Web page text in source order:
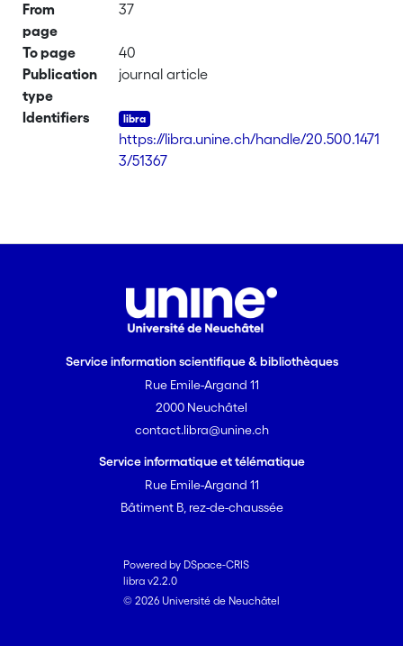
From
page
37
To page
40
Publication
type
journal article
Identifiers
https://libra.unine.ch/handle/20.500.1471
3/51367
Service information scientifique & bibliothèques
Rue Emile-Argand 11
2000 Neuchâtel
contact.libra@unine.ch
Service informatique et télématique
Rue Emile-Argand 11
Bâtiment B, rez-de-chaussée
Powered by DSpace-CRIS
libra v2.2.0
© 2026 Université de Neuchâtel